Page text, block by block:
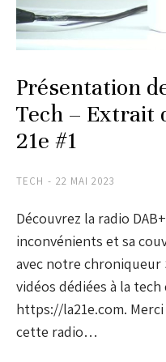
Présentation
Tech – Extrait
21e #1
TECH 22 MAI 2023
Découvrez la radio
inconvénients et sa
avec notre chroniqueur
vidéos dédiées à la
https://la21e.com.
cette radio…